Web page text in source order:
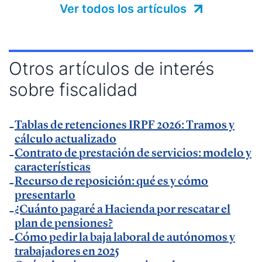
productividad enesdiario.
— Charla sobre productividad y factura electrónica
enLa Razón.
Autónomos y Emprendedores.
— Entrevista sobre Ley Antifraude y Ley Crea y
Crece enExpansión.
— Entrevista sobre Ley Antifraude y Ley Crea y
Crece enLa Razón
— Entrevista sobre factura electrónica obligatoria
enEl Economista.
— Comunicado Billin y TeamSystem enBusiness
Ver todos los artículos
Otros artículos de interés
sobre fiscalidad
Tablas de retenciones IRPF 2026: Tramos y
cálculo actualizado
Contrato de prestación de servicios: modelo y
características
Recurso de reposición: qué es y cómo
presentarlo
¿Cuánto pagaré a Hacienda por rescatar el
plan de pensiones?
Cómo pedir la baja laboral de autónomos y
trabajadores en 2025